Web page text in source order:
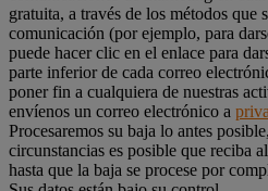
gratuita, a través de los métodos que
comunicación (por ejemplo, para
puede hacer clic en el enlace para
parte inferior de cada correo
poner fin a cualquiera de nuestras
envíenos un correo electrónico a
Procesaremos su baja lo antes
circunstancias es posible que reciba
hasta que la baja se procese por